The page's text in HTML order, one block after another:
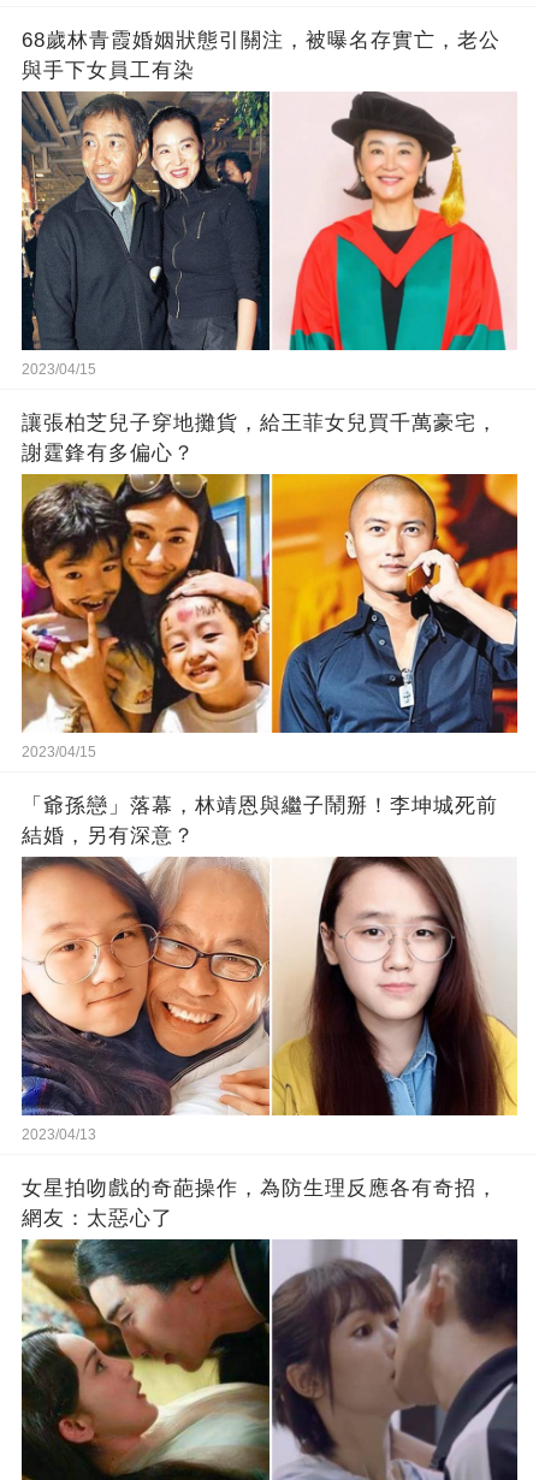
68歲林青霞婚姻狀態引關注，被曝名存實亡，老公
與手下女員工有染
2023/04/15
讓張柏芝兒子穿地攤貨，給王菲女兒買千萬豪宅，
謝霆鋒有多偏心？
2023/04/15
「爺孫戀」落幕，林靖恩與繼子鬧掰！李坤城死前
結婚，另有深意？
2023/04/13
女星拍吻戲的奇葩操作，為防生理反應各有奇招，
網友：太惡心了